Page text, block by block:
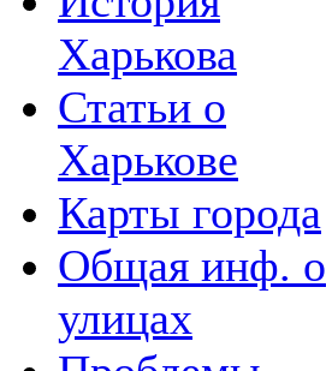
Харькова
Статьи о
Харькове
Карты города
Общая инф. о
улицах